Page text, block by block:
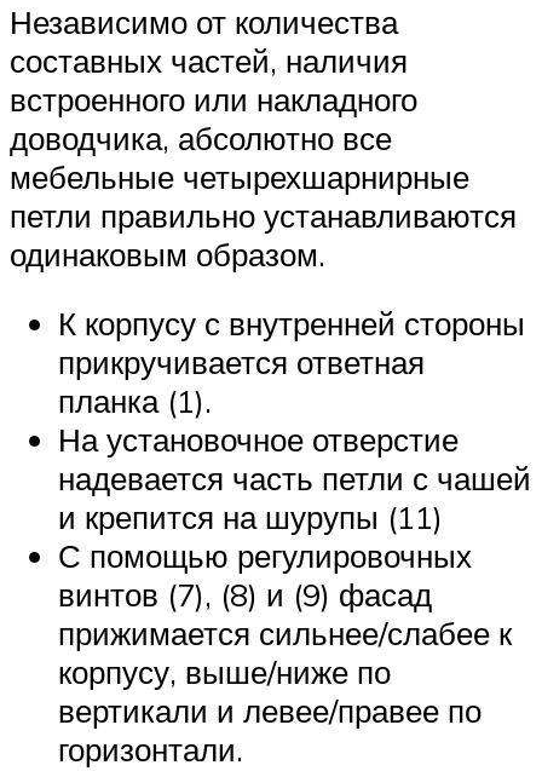
Независимо от количества
составных частей, наличия
встроенного или накладного
доводчика, абсолютно все
мебельные четырехшарнирные
петли правильно устанавливаются
одинаковым образом.
К корпусу с внутренней стороны
прикручивается ответная
планка (1).
На установочное отверстие
надевается часть петли с чашей
и крепится на шурупы (11)
С помощью регулировочных
винтов (7), (8) и (9) фасад
прижимается сильнее/слабее к
корпусу, выше/ниже по
вертикали и левее/правее по
горизонтали.